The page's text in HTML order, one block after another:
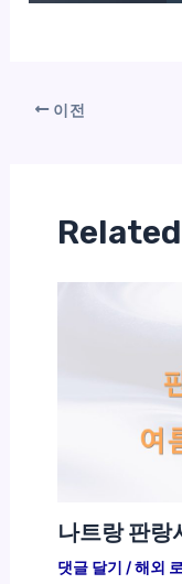
이전
나트랑 판랑
댓글 달기 /해외